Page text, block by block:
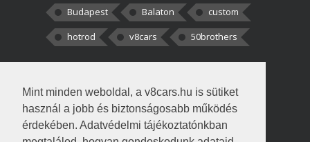
Mint minden weboldal, a v8cars.hu is sütiket
használ a jobb és biztonságosabb működés
érdekében. Adatvédelmi tájékoztatónkban
Budapest
Balaton
custom
hotrod
v8cars 50brothers
kortisz:Elszúrtam! Én csak két
darabbaal számoltam. Nem tudtam, hogy fél autót,